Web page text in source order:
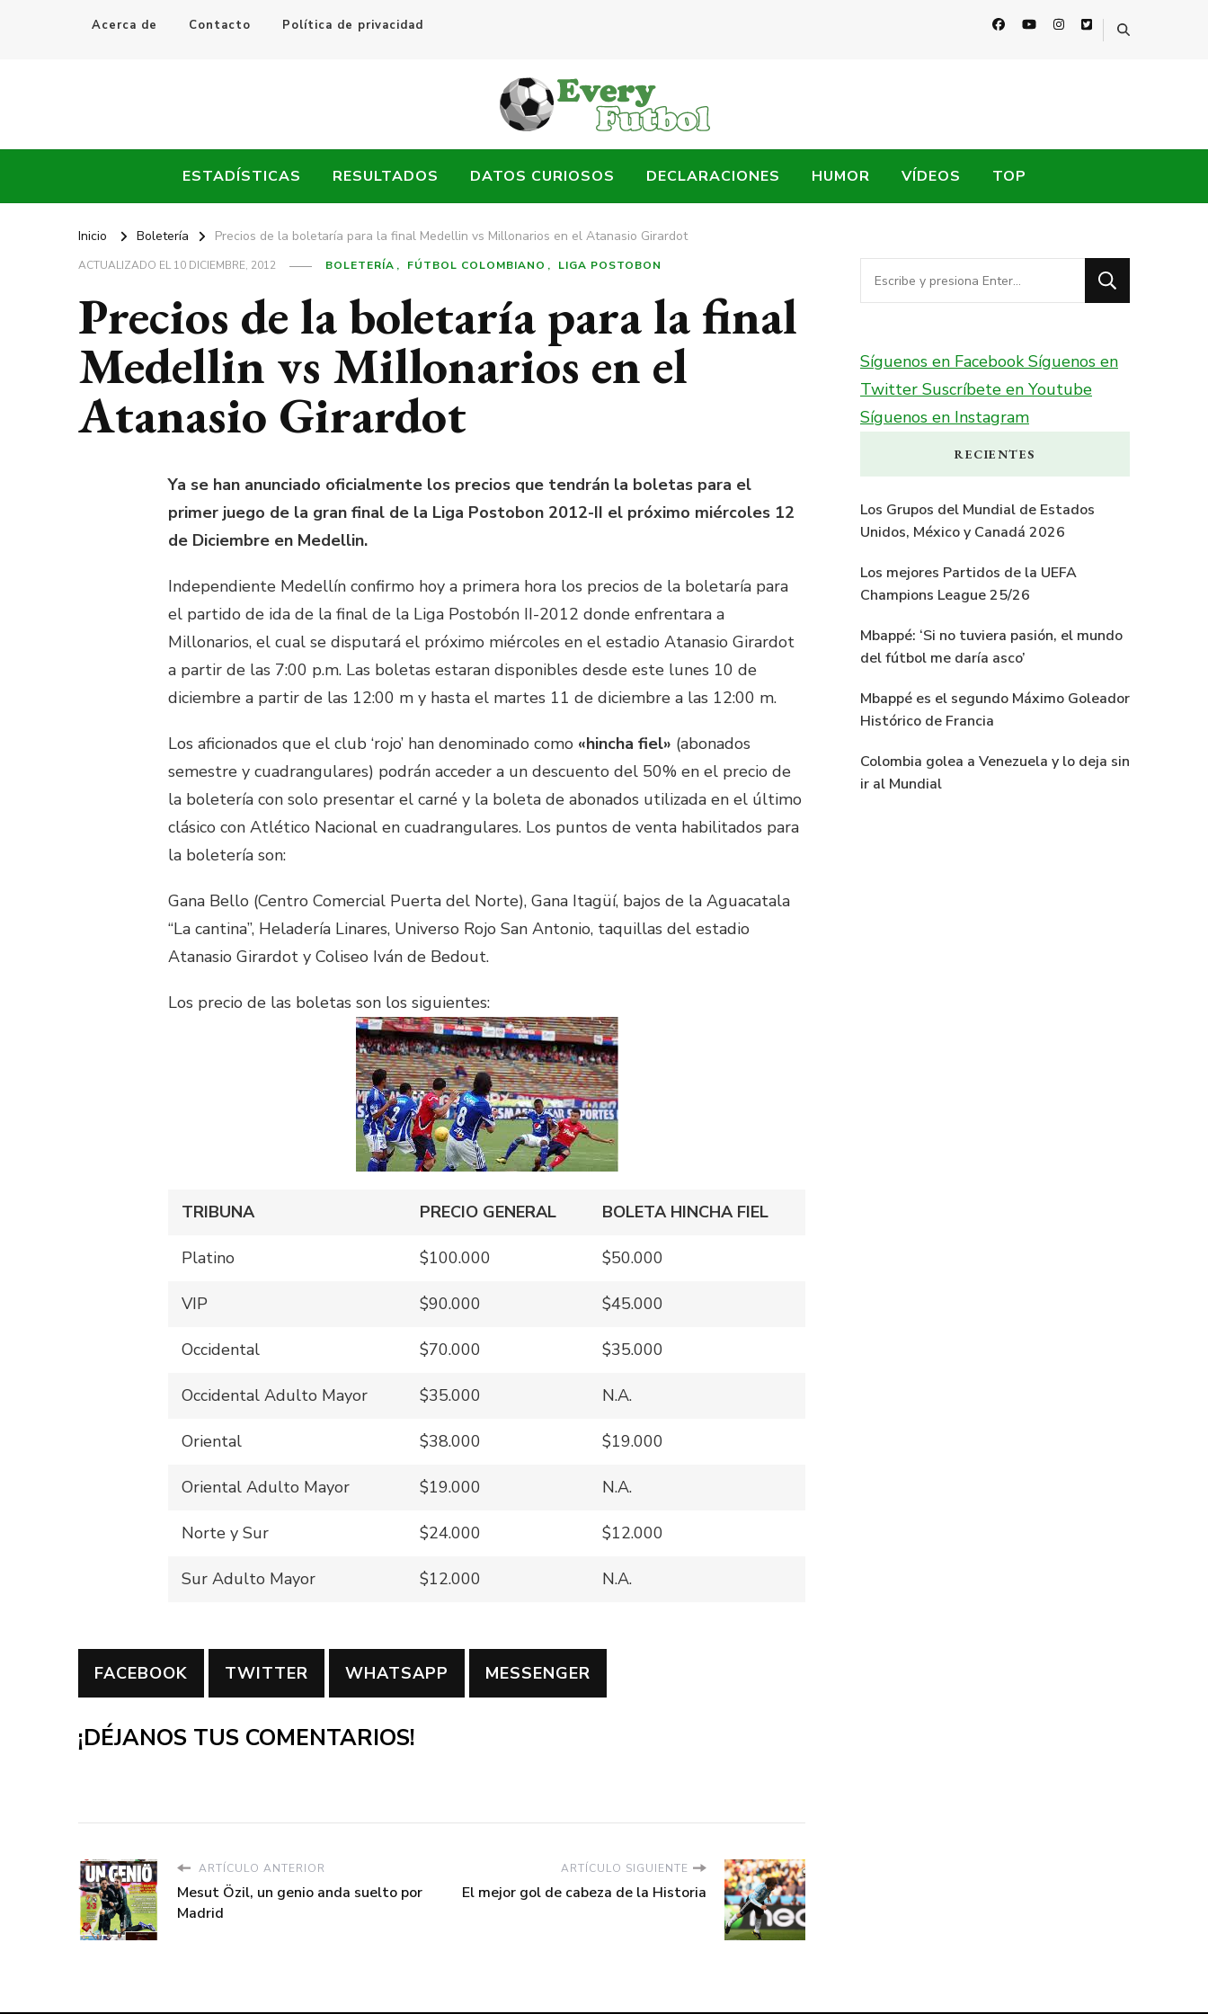
Acerca de Contacto Política de privacidad
Every Fútbol
ESTADÍSTICAS RESULTADOS DATOS CURIOSOS DECLARACIONES HUMOR VÍDEOS TOP
Inicio Boletería Precios de la boletaría para la final Medellin vs Millonarios en el Atanasio Girardot
ACTUALIZADO EL10 DICIEMBRE, 2012 BOLETERÍA FÚTBOL COLOMBIANO LIGA POSTOBON
Precios de la boletaría para la final
Medellin vs Millonarios en el
Atanasio Girardot
Ya se han anunciado oficialmente los precios que tendrán la boletas para el
primer juego de la gran final de la Liga Postobon 2012-II el próximo miércoles 12
de Diciembre en Medellin.
Independiente Medellín confirmo hoy a primera hora los precios de la boletaría para
el partido de ida de la final de la Liga Postobón II-2012 donde enfrentara a
Millonarios, el cual se disputará el próximo miércoles en el estadio Atanasio Girardot
a partir de las 7:00 p.m. Las boletas estaran disponibles desde este lunes 10 de
diciembre a partir de las 12:00 m y hasta el martes 11 de diciembre a las 12:00 m.
Los aficionados que el club ‘rojo’ han denominado como «hincha fiel» (abonados
semestre y cuadrangulares) podrán acceder a un descuento del 50% en el precio de
la boletería con solo presentar el carné y la boleta de abonados utilizada en el último
clásico con Atlético Nacional en cuadrangulares. Los puntos de venta habilitados para
la boletería son:
Gana Bello (Centro Comercial Puerta del Norte), Gana Itagüí, bajos de la Aguacatala
“La cantina”, Heladería Linares, Universo Rojo San Antonio, taquillas del estadio
Atanasio Girardot y Coliseo Iván de Bedout.
Los precio de las boletas son los siguientes:
TRIBUNA PRECIO GENERAL BOLETA HINCHA FIEL
Platino $100.000 $50.000
VIP $90.000 $45.000
Occidental $70.000 $35.000
Occidental Adulto Mayor $35.000 N.A.
Oriental $38.000 $19.000
Oriental Adulto Mayor $19.000 N.A.
Norte y Sur $24.000 $12.000
Sur Adulto Mayor $12.000 N.A.
FACEBOOK TWITTER WHATSAPP MESSENGER
¡DÉJANOS TUS COMENTARIOS!
ARTÍCULO ANTERIOR
Mesut Özil, un genio anda suelto por
Madrid
ARTÍCULO SIGUIENTE
El mejor gol de cabeza de la Historia
¿Buscas
algo?
Síguenos en FacebookSíguenos en
Twitter Suscríbete en Youtube
Síguenos en Instagram
RECIENTES
Los Grupos del Mundial de Estados
Unidos, México y Canadá 2026
Los mejores Partidos de la UEFA
Champions League 25/26
Mbappé: ‘Si no tuviera pasión, el mundo
del fútbol me daría asco’
Mbappé es el segundo Máximo Goleador
Histórico de Francia
Colombia golea a Venezuela y lo deja sin
ir al Mundial